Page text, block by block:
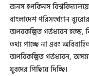
জনস হপকিনস
বাংলাদেশ পরিসংখ্যান
অপরকল্পিত গর্ভধারন হচ্ছে,
তথ্য পাচ্ছে না এবং
অপরিকল্পিত গর্ভধারন,
যুবদের পিছিয়ে দিচ্ছি।